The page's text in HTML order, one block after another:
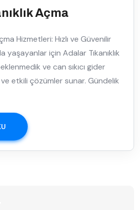
Açma
Hizmetleri: Hızlı ve Güvenilir
yaşayanlar için Adalar Tıkanıklık
ve can sıkıcı gider
ve etkili çözümler sunar. Gündelik